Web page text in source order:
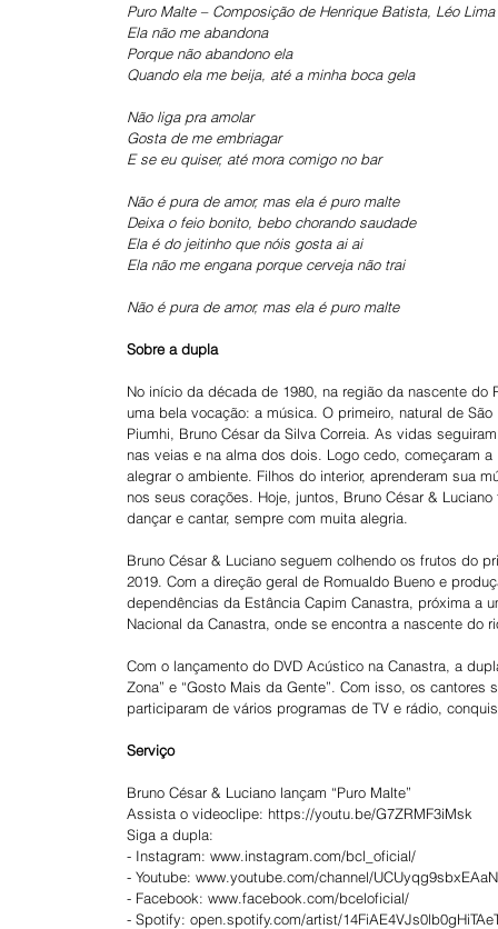
Puro Malte – Composição de Henrique Batista, Léo
Ela não me abandona
Porque não abandono ela
Quando ela me beija, até a minha boca gela
Não liga pra amolar
Gosta de me embriagar
E se eu quiser, até mora comigo no bar
Não é pura de amor, mas ela é puro malte
Deixa o feio bonito, bebo chorando saudade
Ela é do jeitinho que nóis gosta ai ai
Ela não me engana porque cerveja não trai
Não é pura de amor, mas ela é puro malte
Sobre a dupla
No início da década de 1980, na região da nascente
uma bela vocação: a música. O primeiro, natural de
Piumhi, Bruno César da Silva Correia. As vidas
nas veias e na alma dos dois. Logo cedo, começaram
alegrar o ambiente. Filhos do interior, aprenderam sua
nos seus corações. Hoje, juntos, Bruno César &
dançar e cantar, sempre com muita alegria.
Bruno César & Luciano seguem colhendo os frutos do
2019. Com a direção geral de Romualdo Bueno e
dependências da Estância Capim Canastra, próxima a
Nacional da Canastra, onde se encontra a nascente do
Com o lançamento do DVD Acústico na Canastra, a
Zona” e “Gosto Mais da Gente”. Com isso, os
participaram de vários programas de TV e rádio,
Serviço
Bruno César & Luciano lançam “Puro Malte”
Assista o videoclipe: https://youtu.be/G7ZRMF3iMsk
Siga a dupla:
- Instagram: www.instagram.com/bcl_oficial/
- Youtube: www.youtube.com/channel/
- Facebook: www.facebook.com/bceloficial/
- Spotify: open.spotify.com/artist/